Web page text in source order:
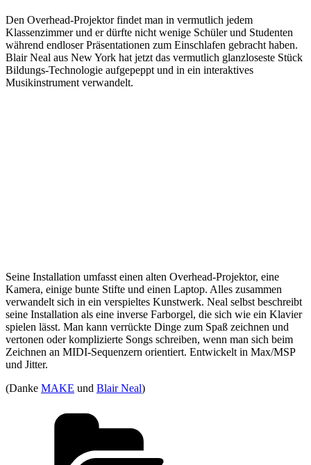
Den Overhead-Projektor findet man in vermutlich jedem
Klassenzimmer und er dürfte nicht wenige Schüler und Studenten
während endloser Präsentationen zum Einschlafen gebracht haben.
Blair Neal aus New York hat jetzt das vermutlich glanzloseste Stück
Bildungs-Technologie aufgepeppt und in ein interaktives
Musikinstrument verwandelt.
Seine Installation umfasst einen alten Overhead-Projektor, eine
Kamera, einige bunte Stifte und einen Laptop. Alles zusammen
verwandelt sich in ein verspieltes Kunstwerk. Neal selbst beschreibt
seine Installation als eine inverse Farborgel, die sich wie ein Klavier
spielen lässt. Man kann verrückte Dinge zum Spaß zeichnen und
vertonen oder komplizierte Songs schreiben, wenn man sich beim
Zeichnen an MIDI-Sequenzern orientiert. Entwickelt in Max/MSP
und Jitter.
(Danke MAKE und Blair Neal)